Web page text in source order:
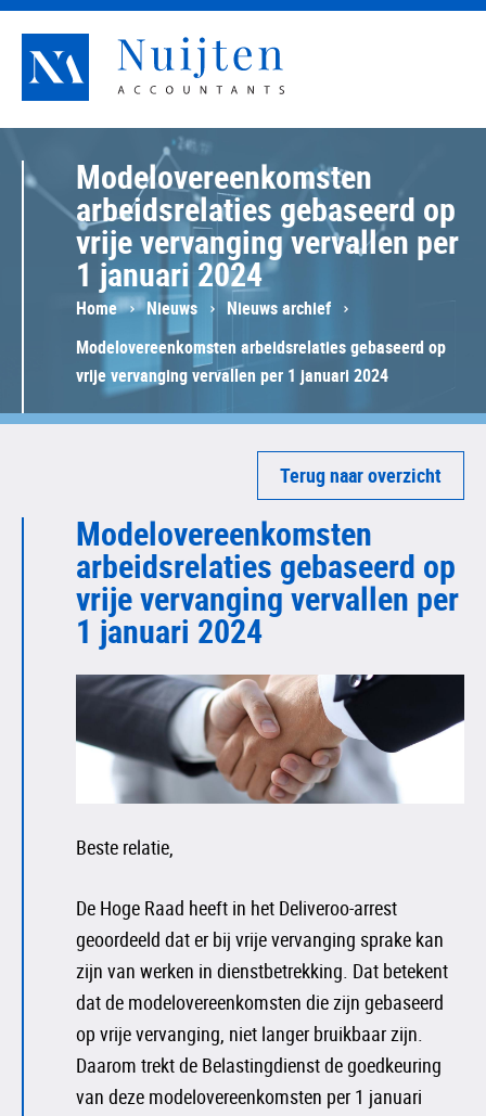
Nuijten Accountants
Modelovereenkomsten
arbeidsrelaties gebaseerd op
vrije vervanging vervallen per
1 januari 2024
Home Nieuws
Nieuws archief
Modelovereenkomsten arbeidsrelaties gebaseerd op
vrije vervanging vervallen per 1 januari 2024
Terug naar overzicht
Modelovereenkomsten
arbeidsrelaties gebaseerd op
vrije vervanging vervallen per
1 januari 2024
Beste relatie,
De Hoge Raad heeft in het Deliveroo-arrest
geoordeeld dat er bij vrije vervanging sprake kan
zijn van werken in dienstbetrekking. Dat betekent
dat de modelovereenkomsten die zijn gebaseerd
op vrije vervanging, niet langer bruikbaar zijn.
Daarom trekt de Belastingdienst de goedkeuring
van deze modelovereenkomsten per 1 januari